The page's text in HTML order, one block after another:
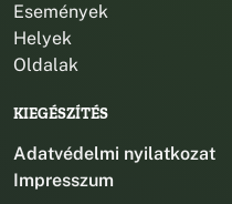
Események
Helyek
Oldalak
KIEGÉSZÍTÉS
Adatvédelmi nyilatkozat
Impresszum